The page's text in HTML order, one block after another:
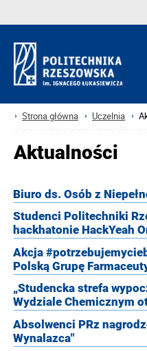
Strona główna Uczelnia
Aktualności
Biuro ds. Osób z
Studenci Politechniki
hackhatonie HackYeah
Akcja
Polską Grupę
„Studencka strefa
Wydziale Chemicznym
Absolwenci PRz
Wynalazca"